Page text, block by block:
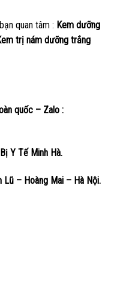
quan tâm : Kem dưỡng
trị nám dưỡng trắng
quốc – Zalo :
Y Tế Minh Hà.
– Hoàng Mai – Hà Nội.